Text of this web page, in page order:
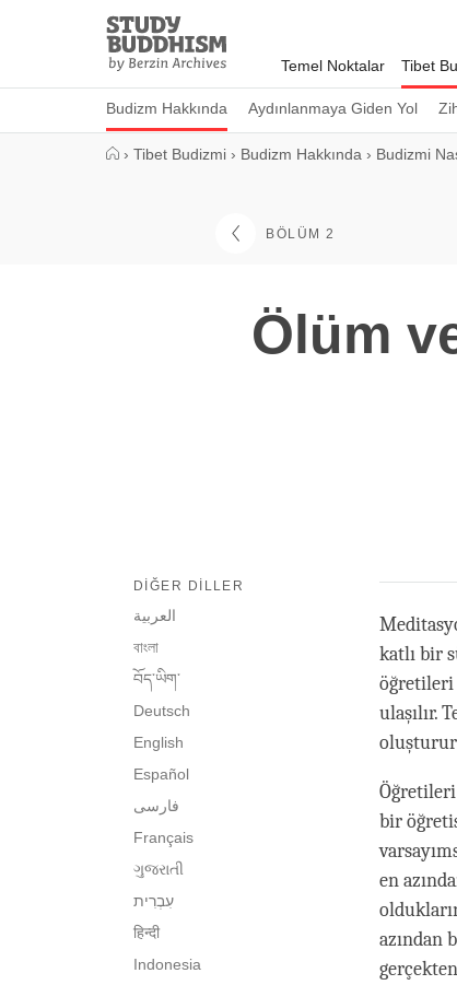
Study
Buddhism
Home
Temel Noktalar Tibet
Budizm Hakkında Aydınlanmaya Giden Yol
› Tibet Budizmi › Budizm Hakkında › Budizmi
BÖLÜM 2
Ölüm
DIĞER DILLER
العربية
বাংলা
བོད་ཡིག་
Deutsch
English
Español
فارسی
Français
ગુજરાતી
हिन्दी
Indonesia
katlı bir
öğretileri
ulaşılır.
Öğretileri
bir
en
azından